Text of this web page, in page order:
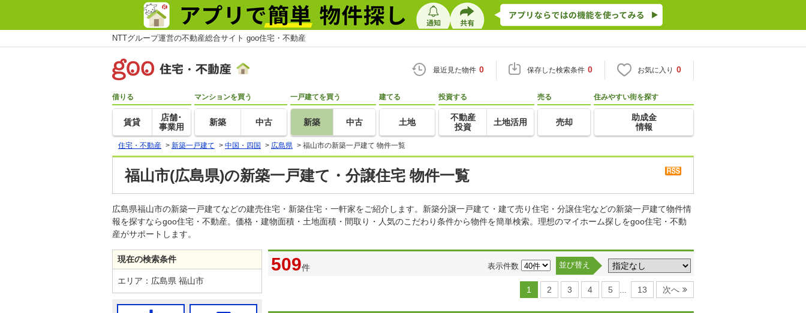
NTTグループ運営の不動産総合サイト goo住宅・不動産
最近見た物件 0 保存した検索条件 0 お気に入り 0
借りる
賃貸
店舗･
事業用
マンションを買う
新築 中古
一戸建てを買う
新築 中古
建てる
土地
投資する
不動産
投資
土地活用
売る
売却
住みやすい街を探す
助成金
情報
住宅・不動産 > 新築一戸建て > 中国・四国 > 広島県 > 福山市の新築一戸建て 物件一覧
福山市(広島県)の新築一戸建て・分譲住宅 物件一覧
広島県福山市の新築一戸建てなどの建売住宅・新築住宅・一軒家をご紹介します。新築分譲一戸建て・建て売り住宅・分譲住宅などの新築一戸建て物件情
報を探すならgoo住宅・不動産。価格・建物面積・土地面積・間取り・人気のこだわり条件から物件を簡単検索。理想のマイホーム探しをgoo住宅・不動
産がサポートします。
509件 表示件数 並び替え
1 2 3 4 5 … 13 次へ
現在の検索条件
エリア：広島県 福山市